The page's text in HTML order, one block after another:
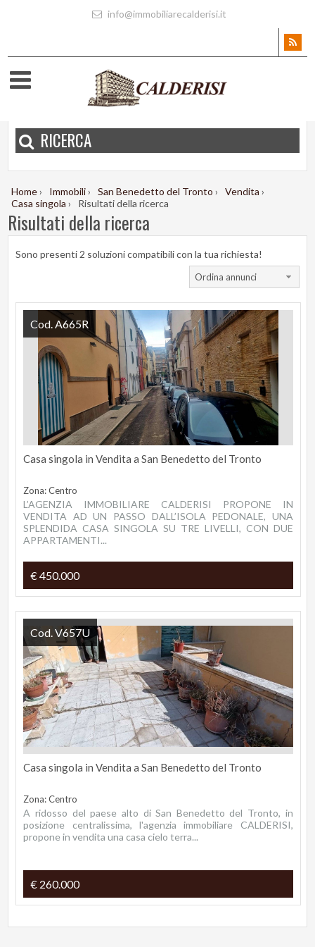
info@immobiliarecalderisi.it
RICERCA
Home› Immobili› San Benedetto del Tronto › Vendita ›
Casa singola › Risultati della ricerca
Risultati della ricerca
Sono presenti 2 soluzioni compatibili con la tua richiesta!
Ordina annunci
Casa singola in Vendita a San Benedetto del Tronto
Zona: Centro
L’AGENZIA IMMOBILIARE CALDERISI PROPONE IN
VENDITA AD UN PASSO DALL’ISOLA PEDONALE, UNA
SPLENDIDA CASA SINGOLA SU TRE LIVELLI, CON DUE
APPARTAMENTI...
€ 450.000
Cod. A665R
Casa singola in Vendita a San Benedetto del Tronto
Zona: Centro
A ridosso del paese alto di San Benedetto del Tronto, in
posizione centralissima, l'agenzia immobiliare CALDERISI,
propone in vendita una casa cielo terra...
€ 260.000
Cod. V657U